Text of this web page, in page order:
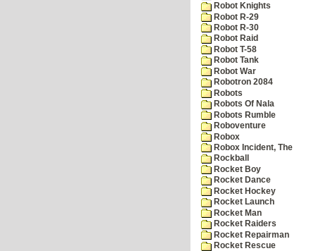
Robot Knights
Robot R-29
Robot R-30
Robot Raid
Robot T-58
Robot Tank
Robot War
Robotron 2084
Robots
Robots Of Nala
Robots Rumble
Roboventure
Robox
Robox Incident, The
Rockball
Rocket Boy
Rocket Dance
Rocket Hockey
Rocket Launch
Rocket Man
Rocket Raiders
Rocket Repairman
Rocket Rescue